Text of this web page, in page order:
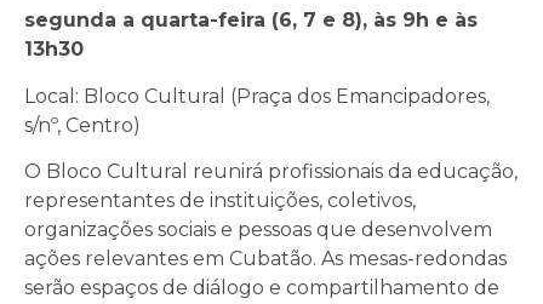
segunda a quarta-feira (6, 7 e 8), às 9h e às
13h30
Local: Bloco Cultural (Praça dos Emancipadores,
s/nº, Centro)
O Bloco Cultural reunirá profissionais da educação,
representantes de instituições, coletivos,
organizações sociais e pessoas que desenvolvem
ações relevantes em Cubatão. As mesas-redondas
serão espaços de diálogo e compartilhamento de